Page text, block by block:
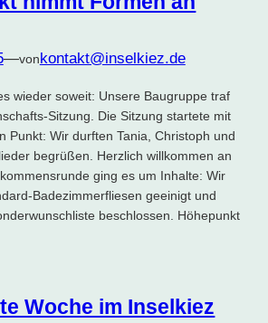
—vonkontakt@inselkiez.de
wieder soweit: Unsere Baugruppe traf
Sitzung. Die Sitzung startete mit
Punkt: Wir durften Tania, Christoph und
begrüßen. Herzlich willkommen an
ging es um Inhalte: Wir
Badezimmerfliesen geeinigt und
beschlossen. Höhepunkt
Woche im Inselkiez